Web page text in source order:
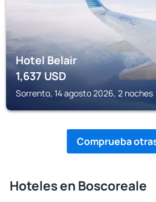
Hotel Belair
1,637USD
Sorrento, 14 agosto 2026, 2 noches
Comprueba
Hoteles en Boscoreale